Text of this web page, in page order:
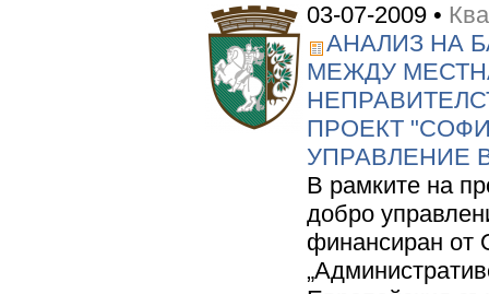
03-07-2009 •
АНАЛИЗ НА
МЕЖДУ
ПРОЕКТ
УПРАВЛЕНИЕ
В рамките на
добро
финансиран от